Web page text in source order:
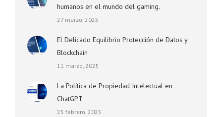
humanos en el mundo del gaming.
27 marzo, 2025
El Delicado Equilibrio Protección de Datos y
Blockchain
11 marzo, 2025
La Política de Propiedad Intelectual en
ChatGPT
25 febrero, 2025